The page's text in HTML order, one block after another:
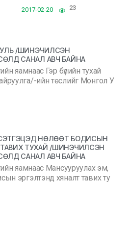
2017-02-20 23
/ШИНЭЧИЛСЭН
САНАЛ АВЧ БАЙНА
яамнаас Гэр бүлийн тухай
ийн төслийг Монгол У
НӨЛӨӨТ БОДИСЫН
ТУХАЙ /ШИНЭЧИЛСЭН
САНАЛ АВЧ БАЙНА
яамнаас Мансууруулах эм,
эргэлтэнд хяналт тавих ту